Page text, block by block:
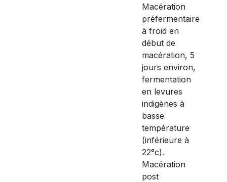
Macération
préfermentaire
à froid en
début de
macération, 5
jours environ,
fermentation
en levures
indigènes à
basse
température
(inférieure à
22°c).
Macération
post